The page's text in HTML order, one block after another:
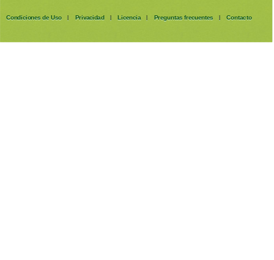
Condiciones de Uso | Privacidad | Licencia | Preguntas frecuentes | Contacto